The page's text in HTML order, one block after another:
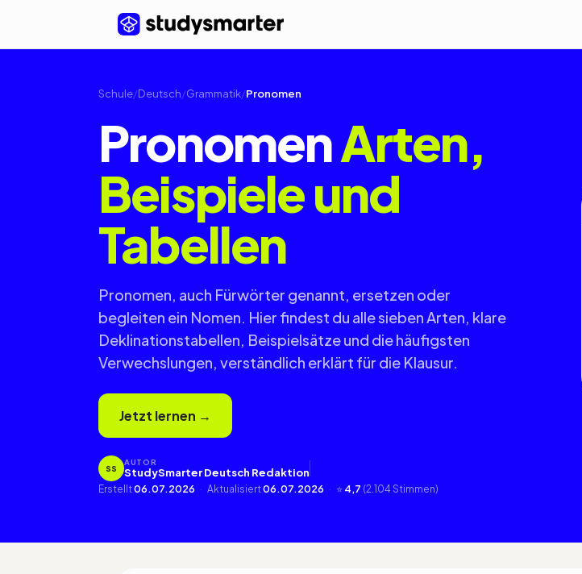
Schule/Deutsch/Grammatik/Pronomen
PronomenArten,
Beispiele und
Tabellen
Pronomen, auch Fürwörter genannt, ersetzen oder
begleiten ein Nomen. Hier findest du alle sieben Arten, klare
Deklinationstabellen, Beispielsätze und die häufigsten
Verwechslungen, verständlich erklärt für die Klausur.
Jetzt lernen →
SS
AUTOR
StudySmarter Deutsch Redaktion
Erstellt06.07.2026 · Aktualisiert06.07.2026 · ⭐ 4,7 (2.104 Stimmen)